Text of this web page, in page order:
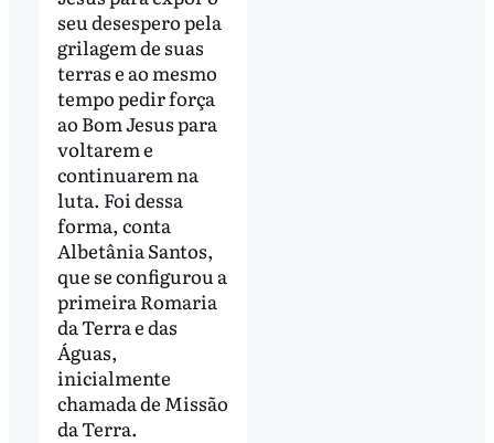
seu desespero pela
grilagem de suas
terras e ao mesmo
tempo pedir força
ao Bom Jesus para
voltarem e
continuarem na
luta. Foi dessa
forma, conta
Albetânia Santos,
que se configurou a
primeira Romaria
da Terra e das
Águas,
inicialmente
chamada de Missão
da Terra.